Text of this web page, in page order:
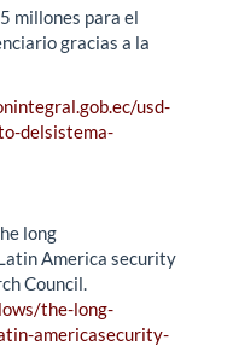
millones para el
gracias a la
usd-
delsistema-
long
America security
Council.
the-long-
americasecurity-